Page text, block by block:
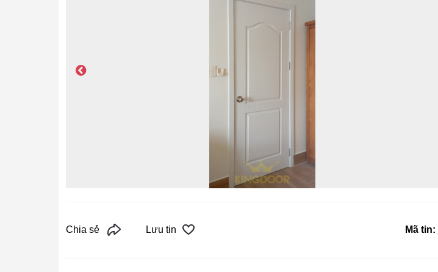
Chia sẻ Lưu tin Mã tin: